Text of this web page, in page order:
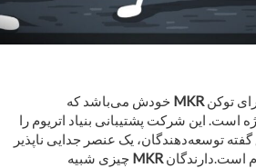
توکن MKR خودش می‌باشد که
این شرکت پشتیبانی بنیاد اتریوم را
توسعه‌دهندگان، یک عنصر جدایی ناپذیر
است.دارندگان MKR چیزی شبیه